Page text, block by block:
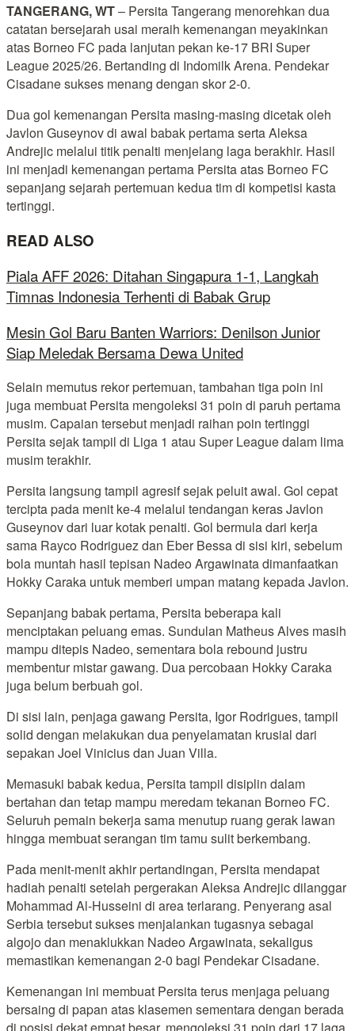
TANGERANG, WT– Persita Tangerang menorehkan dua
catatan bersejarah usai meraih kemenangan meyakinkan
atas Borneo FC pada lanjutan pekan ke-17 BRI Super
League 2025/26. Bertanding di Indomilk Arena. Pendekar
Cisadane sukses menang dengan skor 2-0.
Dua gol kemenangan Persita masing-masing dicetak oleh
Javlon Guseynov di awal babak pertama serta Aleksa
Andrejic melalui titik penalti menjelang laga berakhir. Hasil
ini menjadi kemenangan pertama Persita atas Borneo FC
sepanjang sejarah pertemuan kedua tim di kompetisi kasta
tertinggi.
READ ALSO
Piala AFF 2026: Ditahan Singapura 1-1, Langkah
Timnas Indonesia Terhenti di Babak Grup
Mesin Gol Baru Banten Warriors: Denilson Junior
Siap Meledak Bersama Dewa United
Selain memutus rekor pertemuan, tambahan tiga poin ini
juga membuat Persita mengoleksi 31 poin di paruh pertama
musim. Capaian tersebut menjadi raihan poin tertinggi
Persita sejak tampil di Liga 1 atau Super League dalam lima
musim terakhir.
Persita langsung tampil agresif sejak peluit awal. Gol cepat
tercipta pada menit ke-4 melalui tendangan keras Javlon
Guseynov dari luar kotak penalti. Gol bermula dari kerja
sama Rayco Rodriguez dan Eber Bessa di sisi kiri, sebelum
bola muntah hasil tepisan Nadeo Argawinata dimanfaatkan
Hokky Caraka untuk memberi umpan matang kepada Javlon.
Sepanjang babak pertama, Persita beberapa kali
menciptakan peluang emas. Sundulan Matheus Alves masih
mampu ditepis Nadeo, sementara bola rebound justru
membentur mistar gawang. Dua percobaan Hokky Caraka
juga belum berbuah gol.
Di sisi lain, penjaga gawang Persita, Igor Rodrigues, tampil
solid dengan melakukan dua penyelamatan krusial dari
sepakan Joel Vinicius dan Juan Villa.
Memasuki babak kedua, Persita tampil disiplin dalam
bertahan dan tetap mampu meredam tekanan Borneo FC.
Seluruh pemain bekerja sama menutup ruang gerak lawan
hingga membuat serangan tim tamu sulit berkembang.
Pada menit-menit akhir pertandingan, Persita mendapat
hadiah penalti setelah pergerakan Aleksa Andrejic dilanggar
Mohammad Al-Husseini di area terlarang. Penyerang asal
Serbia tersebut sukses menjalankan tugasnya sebagai
algojo dan menaklukkan Nadeo Argawinata, sekaligus
memastikan kemenangan 2-0 bagi Pendekar Cisadane.
Kemenangan ini membuat Persita terus menjaga peluang
bersaing di papan atas klasemen sementara dengan berada
di posisi dekat empat besar, mengoleksi 31 poin dari 17 laga.